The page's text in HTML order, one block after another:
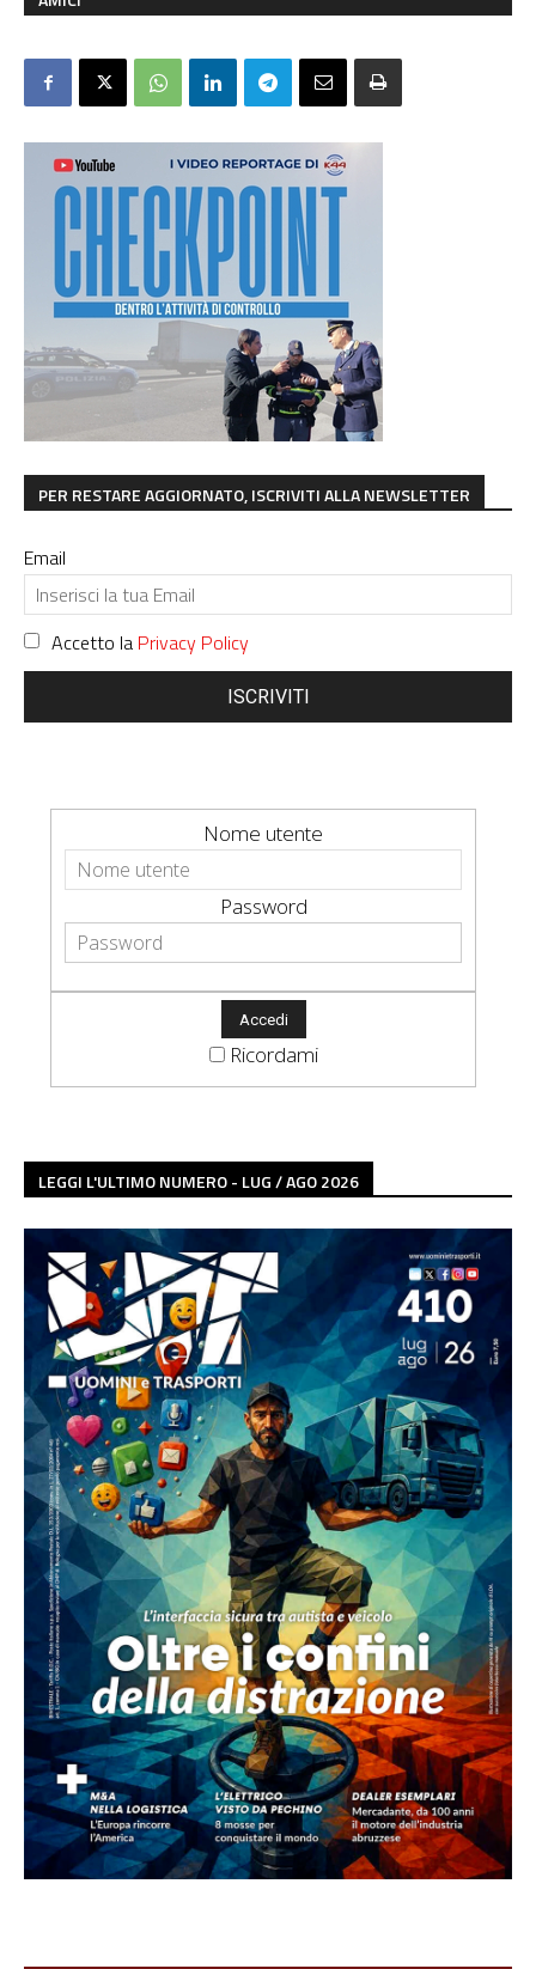
PER RESTARE AGGIORNATO, ISCRIVITI ALLA NEWSLETTER
Email
Accetto la Privacy Policy
ISCRIVITI
Nome utente
Password
Ricordami
LEGGI L'ULTIMO NUMERO - LUG / AGO 2026